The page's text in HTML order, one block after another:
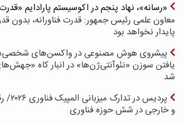
«رسانه»، نهاد پنجم در اکوسیستم پارادایم
معاون علمی رئیس جمهور: قدرت فناورانه، بدون
پایدار نخواهد بود
پیشروی هوش مصنوعی در واکسن‌های
یافتن سوزن «نئوآنتی‌ژن‌ها» در انبار کاه
شد
پردیس
و خارجی در شش حوزه فناوری